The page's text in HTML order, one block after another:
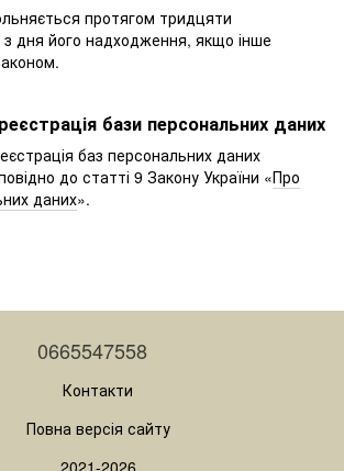
протягом тридцяти
з дня його надходження, якщо інше
бази персональних даних
баз персональних даних
до статті 9 Закону України «Про
даних».
0665547558
Контакти
Повна версія сайту
2021-2026